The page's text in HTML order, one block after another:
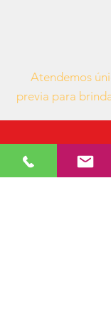
Atendemos
previa para